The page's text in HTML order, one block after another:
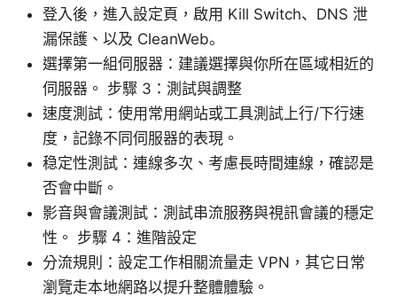
登入後，進入設定頁，啟用 Kill Switch、DNS 泄
漏保護、以及 CleanWeb。
選擇第一組伺服器：建議選擇與你所在區域相近的
伺服器。 步驟 3：測試與調整
速度測試：使用常用網站或工具測試上行/下行速
度，記錄不同伺服器的表現。
稳定性測試：連線多次、考慮長時間連線，確認是
否會中斷。
影音與會議測試：測試串流服務與視訊會議的穩定
性。 步驟 4：進階設定
分流規則：設定工作相關流量走 VPN，其它日常
瀏覽走本地網路以提升整體體驗。